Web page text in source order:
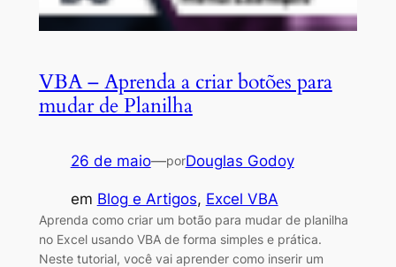
VBA – Aprenda a criar botões para
mudar de Planilha
26 de maio—porDouglas Godoy
em Blog e Artigos, Excel VBA
Aprenda como criar um botão para mudar de planilha
no Excel usando VBA de forma simples e prática.
Neste tutorial, você vai aprender como inserir um